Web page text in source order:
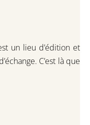
un lieu d’édition et
’échange. C’est là que